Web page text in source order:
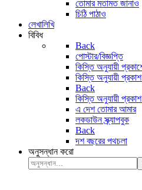
তোমার মতামত জানাও
চিঠি পাঠাও
লেখালিখি
বিবিধ
Back
পোস্টার/বিজ্ঞপ্তি
কিস্তি অনুযায়ী
কিস্তি অনুযায়ী
Back
কিস্তি অনুযায়ী
এ দেশ তোমার আমার
লকডাউন স্ক্র্যাপবুক
Back
দশ বছরের পথচলা
অনুসন্ধান করো